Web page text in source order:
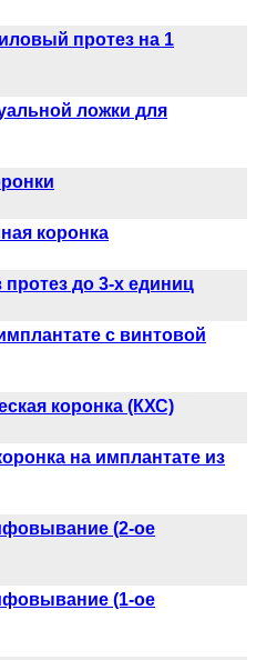
протез на 1
ложки для
коронка
до 3-х единиц
с винтовой
коронка (КХС)
на имплантате из
(2-ое
(1-ое